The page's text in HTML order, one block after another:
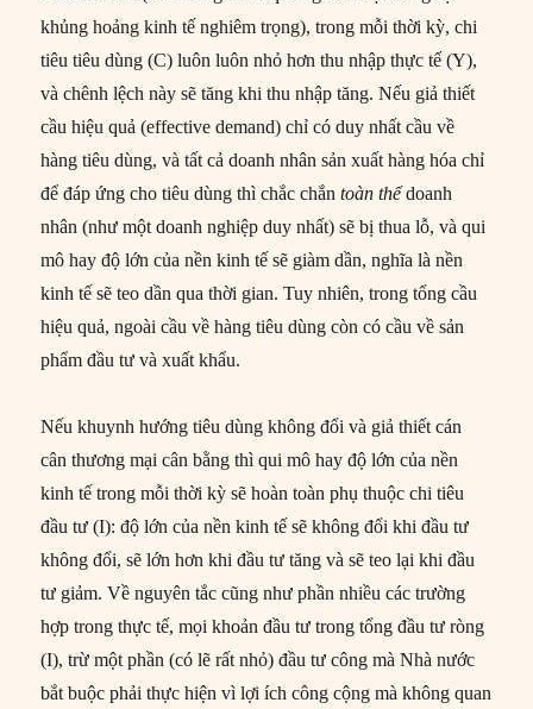
khủng hoảng kinh tế nghiêm trọng), trong mỗi thời kỳ, chi
tiêu tiêu dùng (C) luôn luôn nhỏ hơn thu nhập thực tế (Y),
và chênh lệch này sẽ tăng khi thu nhập tăng. Nếu giả thiết
cầu hiệu quả (effective demand) chỉ có duy nhất cầu về
hàng tiêu dùng, và tất cả doanh nhân sản xuất hàng hóa chỉ
để đáp ứng cho tiêu dùng thì chắc chắntoàn thểdoanh
nhân (như một doanh nghiệp duy nhất) sẽ bị thua lỗ, và qui
mô hay độ lớn của nền kinh tế sẽ giàm dần, nghĩa là nền
kinh tế sẽ teo dần qua thời gian. Tuy nhiên, trong tổng cầu
hiệu quả, ngoài cầu về hàng tiêu dùng còn có cầu về sản
phẩm đầu tư và xuất khẩu.
Nếu khuynh hướng tiêu dùng không đổi và giả thiết cán
cân thương mại cân bằng thì qui mô hay độ lớn của nền
kinh tế trong mỗi thời kỳ sẽ hoàn toàn phụ thuộc chi tiêu
đầu tư (I): độ lớn của nền kinh tế sẽ không đổi khi đầu tư
không đổi, sẽ lớn hơn khi đầu tư tăng và sẽ teo lại khi đầu
tư giảm. Về nguyên tắc cũng như phần nhiều các trường
hợp trong thực tế, mọi khoản đầu tư trong tổng đầu tư ròng
(I), trừ một phần (có lẽ rất nhỏ) đầu tư công mà Nhà nước
bắt buộc phải thực hiện vì lợi ích công cộng mà không quan